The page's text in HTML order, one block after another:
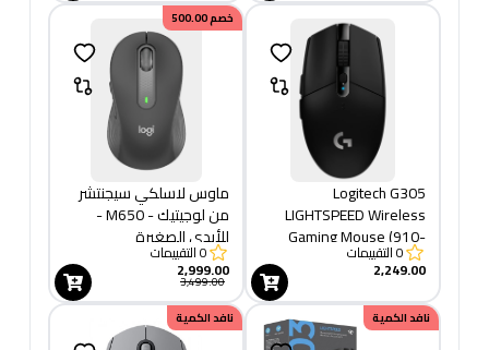
Logitech G305
LIGHTSPEED Wireless
Gaming Mouse (910-
005283)
0التقييمات
2,249.00
خصم500.00
ماوس لاسلكي سيجنتشر
من لوجيتيك - M650 -
للأيدي الصغيرة
والمتوسطة الحجم، بطارية
تدوم لعامين، نقرات صامتة،
ازرار جانبية قابلة للتخصيص،
بلوتوث - بلون جرافيتي
0التقييمات
2,999.00
3,499.00
نافد الكمية
نافد الكمية